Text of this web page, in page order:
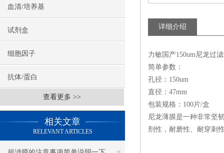
血清/培养基
试剂盒
细胞因子
抗体/蛋白
查看更多 >>
相关文章
RELEVANT ARTICLES
详细介绍
力敏国产150um尼龙过
简单参数：
孔径：150um
直径：47mm
包装规格：100片/盒
尼龙薄膜是一种非常坚
剂性，耐磨性、耐穿刺